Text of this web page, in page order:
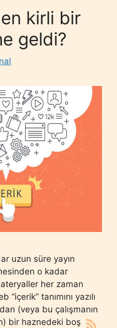
kirli bir
geldi?
uzun süre yayın
o kadar
her zaman
“içerik” tanımını yazılı
(veya bu çalışmanın
bir haznedeki boş